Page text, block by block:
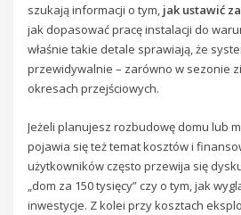
szukają informacji o tym, jak ustawić
jak dopasować pracę instalacji do
właśnie takie detale sprawiają, że
przewidywalnie – zarówno w sezonie
okresach przejściowych.
Jeżeli planujesz rozbudowę domu lub
pojawia się też temat kosztów i
użytkowników często przewija się
„dom za 150 tysięcy” czy o tym, jak
inwestycje. Z kolei przy kosztach